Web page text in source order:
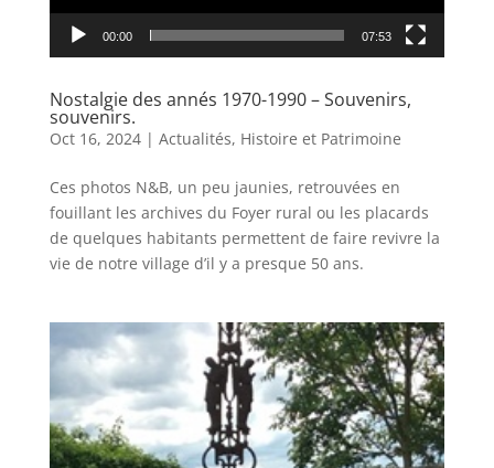
00:00 07:53
Nostalgie des annés 1970-1990 – Souvenirs,
souvenirs.
Oct 16, 2024| Actualités, Histoire et Patrimoine
Ces photos N&B, un peu jaunies, retrouvées en
fouillant les archives du Foyer rural ou les placards
de quelques habitants permettent de faire revivre la
vie de notre village d’il y a presque 50 ans.